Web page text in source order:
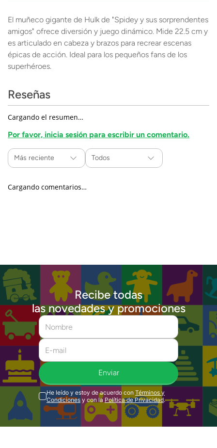
El muñeco gigante de Hulk de "Spidey y sus sorprendentes
amigos" ofrece diversión y juego dinámico. Mide 22.5 cm y
es articulado en cabeza y brazos para recrear escenas
épicas de acción. Ideal para los pequeños fans de los
superhéroes.
Reseñas
Cargando el resumen…
Por favor, inicia sesión para escribir un comentario.
Más reciente Todos
Cargando comentarios…
Recibe todas
las novedades y promociones
Enviar
He leído y estoy de acuerdo con Términos y
Condiciones y con la Política de Privacidad.